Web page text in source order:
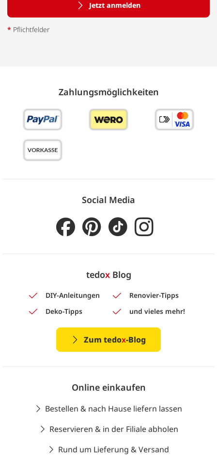
Jetzt anmelden
* Pflichtfelder
Zahlungs­möglich­keiten
Social Media
tedoxBlog
DIY-Anleitungen
Renovier-Tipps
Deko-Tipps
und vieles mehr!
Zum tedox-Blog
Online einkaufen
Bestellen & nach Hause liefern lassen
Reservieren & in der Filiale abholen
Rund um Lieferung & Versand